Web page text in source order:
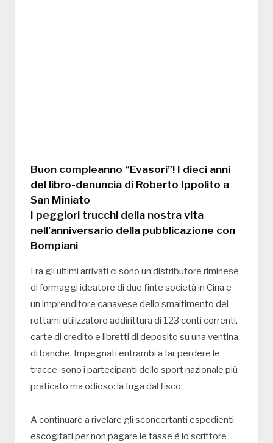
Buon compleanno “Evasori”! I dieci anni
del libro-denuncia di Roberto Ippolito a
San Miniato
I peggiori trucchi della nostra vita
nell’anniversario della pubblicazione con
Bompiani
Fra gli ultimi arrivati ci sono un distributore riminese
di formaggi ideatore di due finte società in Cina e
un imprenditore canavese dello smaltimento dei
rottami utilizzatore addirittura di 123 conti correnti,
carte di credito e libretti di deposito su una ventina
di banche. Impegnati entrambi a far perdere le
tracce, sono i partecipanti dello sport nazionale più
praticato ma odioso: la fuga dal fisco.
A continuare a rivelare gli sconcertanti espedienti
escogitati per non pagare le tasse è lo scrittore